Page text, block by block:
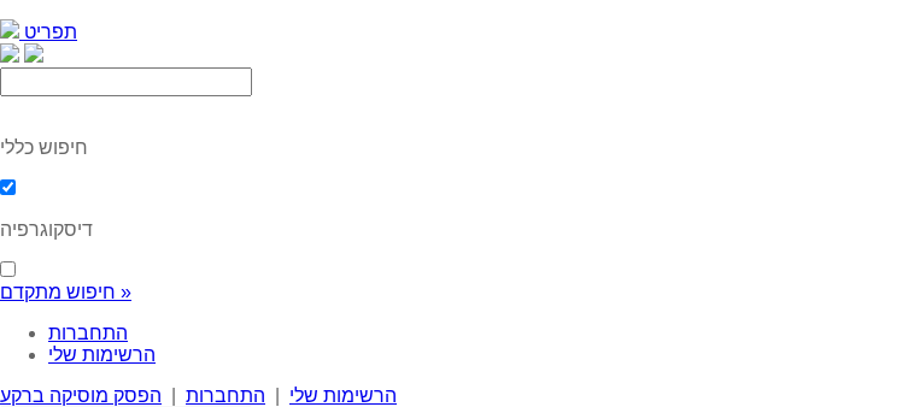
תפריט
חיפוש כללי
חיפוש מתקדם »
התחברות
הרשימות שלי
הרשימות שלי
התחברות הפסק מוסיקה ברקע